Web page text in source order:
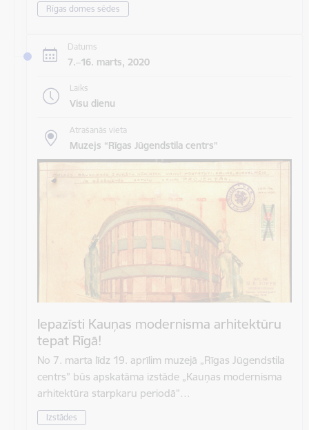
Rīgas domes sēdes
Datums
7.–16. marts, 2020
Laiks
Visu dienu
Atrašanās vieta
Muzejs “Rīgas Jūgendstila centrs”
Iepazīsti Kauņas modernisma arhitektūru
tepat Rīgā!
No 7. marta līdz 19. aprīlim muzejā „Rīgas Jūgendstila
centrs” būs apskatāma izstāde „Kauņas modernisma
arhitektūra starpkaru periodā”…
Izstādes